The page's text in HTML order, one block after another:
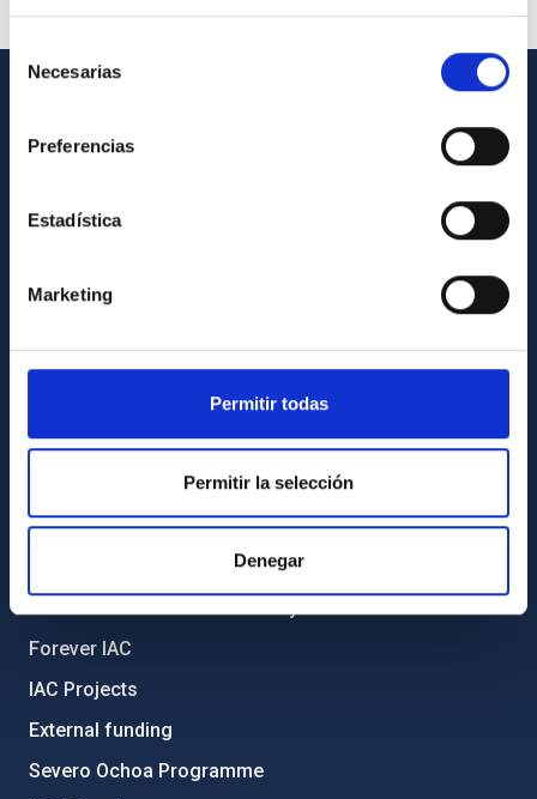
Selección
Necesarias
Preferencias
Estadística
Marketing
Permitir todas
Permitir la selección
Denegar
How to get to the IAC
Library
Legislation
Code of ethics and anti-fraud policy
Gender equality and diversity
Environment and Sustainability
Forever IAC
IAC Projects
External funding
Severo Ochoa Programme